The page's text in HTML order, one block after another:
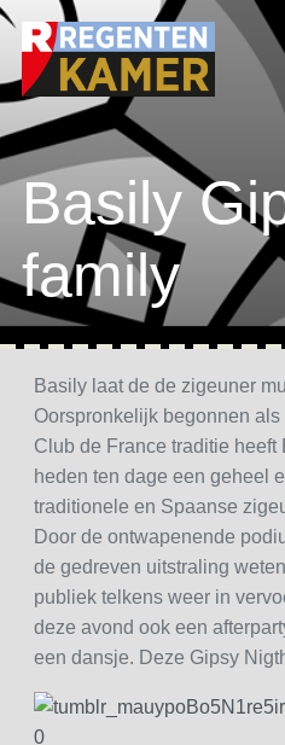
Skip to content
Basily
family
Basily laat de de zigeuner
Oorspronkelijk begonnen
Club de France traditie heeft
heden ten dage een geheel
traditionele en Spaanse
Door de ontwapenende
de gedreven uitstraling
publiek telkens weer in
deze avond ook een
een dansje. Deze Gipsy